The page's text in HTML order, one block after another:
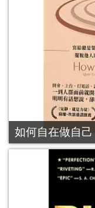
如何自在做自己